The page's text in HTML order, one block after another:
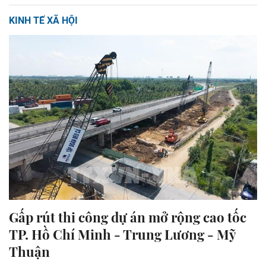
KINH TẾ XÃ HỘI
Gấp rút thi công dự án mở rộng cao tốc
TP. Hồ Chí Minh - Trung Lương - Mỹ
Thuận